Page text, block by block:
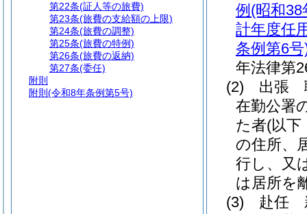
例 (昭和38
計年度任
条例第6号
年法律第
(2)
出張
在勤公署
た者(以下
の住所、
行し、又
は居所を
(3)
赴任
第22条(証人等の旅費)
第23条(旅費の支給額の上限)
第24条(旅費の調整)
第25条(旅費の特例)
第26条(旅費の返納)
第27条(委任)
附則
附則 (令和8年条例第5号)